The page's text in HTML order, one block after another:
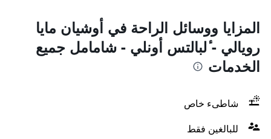
المزايا ووسائل الراحة في أوشيان مايا
رويالي - ٔلبالتس أونلي - شامامل جميع
الخدمات
شاطىء خاص
للبالغين فقط